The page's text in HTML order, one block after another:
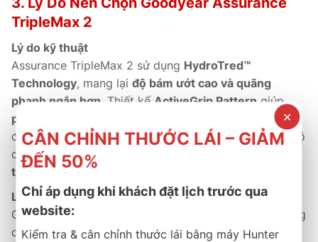
TripleMax 2
Lý do kỹ thuật
Assurance TripleMax 2 sử dụng HydroTred™
Technology, mang lại độ bám ướt cao và quãng
phanh ngắn hơn . Thiết kế ActiveGrip Pattern giúp
phân tán đều lực tiếp xúc
, giảm mài mòn, tăng độ ổn
định khi vào cua và giúp xe vận hành ổn định ở tốc độ
cao. Khung lốp được gia cố giúp
tăng cảm giác chắc chắn khi lái.
Lý do thương mại
Goodyear cung cấp
, cùng
dịch vụ hậu mãi minh bạch và hệ thống đại lý toàn
✕
CÂN CHỈNH THƯỚC LÁI – GIẢM
ĐẾN 50%
Chỉ áp dụng khi khách đặt lịch trước qua
website:
Kiểm tra & cân chỉnh thước lái bằng máy Hunter